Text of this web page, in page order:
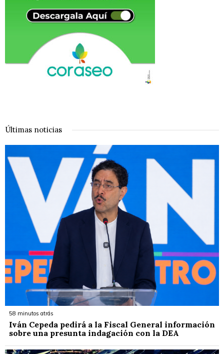
Últimas noticias
58 minutos atrás
Iván Cepeda pedirá a la Fiscal General información
sobre una presunta indagación con la DEA